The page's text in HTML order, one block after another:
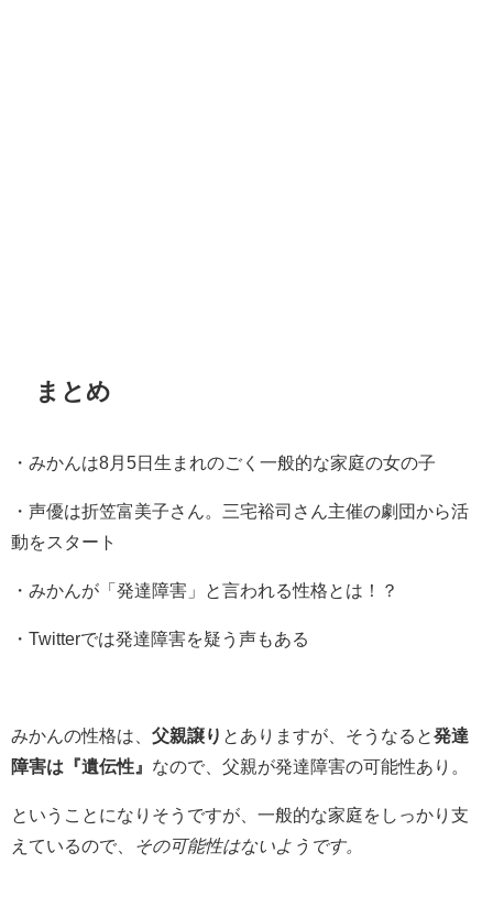
まとめ
・みかんは8月5日生まれのごく一般的な家庭の女の子
・声優は折笠富美子さん。三宅裕司さん主催の劇団から活
動をスタート
・みかんが「発達障害」と言われる性格とは！？
・Twitterでは発達障害を疑う声もある
みかんの性格は、 父親譲り とありますが、そうなると発達
障害は『遺伝性』 なので、父親が発達障害の可能性あり。
ということになりそうですが、一般的な家庭をしっかり支
えているので、
その可能性はないようです。